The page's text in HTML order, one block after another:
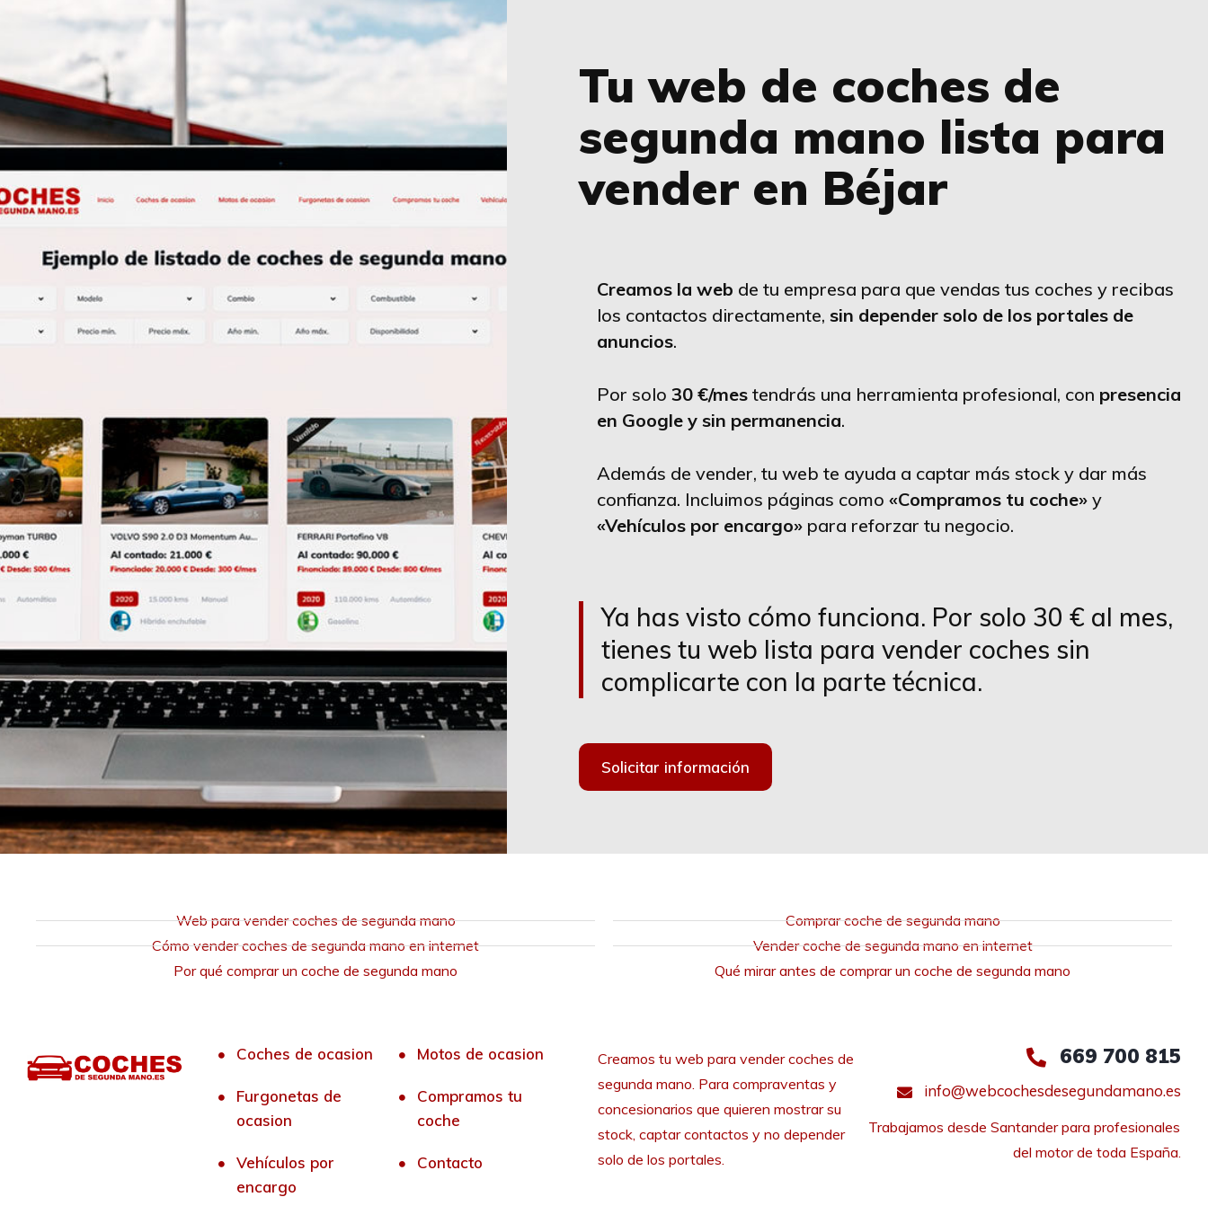
Tu web de coches de
segunda mano lista para
vender en Béjar
Creamos la web de tu empresa para que vendas tus coches y recibas
los contactos directamente,sin depender solo de los portales de
anuncios.
Por solo30 €/mes tendrás una herramienta profesional, con presencia
en Google y sin permanencia.
Además de vender, tu web te ayuda a captar más stock y dar más
confianza. Incluimos páginas como«Compramos tu coche» y
«Vehículos por encargo» para reforzar tu negocio.
Ya has visto cómo funciona. Por solo 30 € al mes,
tienes tu web lista para vender coches sin
complicarte con la parte técnica.
Solicitar información
Web para vender coches de segunda mano
Cómo vender coches de segunda mano en internet
Por qué comprar un coche de segunda mano
Comprar coche de segunda mano
Vender coche de segunda mano en internet
Qué mirar antes de comprar un coche de segunda mano
Coches de ocasion Motos de ocasion
Furgonetas de
ocasion
Compramos tu
coche
Vehículos por
encargo
Contacto
Creamos tu web para vender coches de
segunda mano. Para compraventas y
concesionarios que quieren mostrar su
stock, captar contactos y no depender
solo de los portales.
669 700 815
info@webcochesdesegundamano.es
Trabajamos desde Santander para profesionales
del motor de toda España.